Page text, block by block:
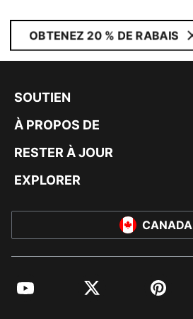
OBTENEZ 20 % DE RABAIS
SOUTIEN
À PROPOS DE
RESTER À JOUR
EXPLORER
CANADA
YouTube Twitter Pinterest